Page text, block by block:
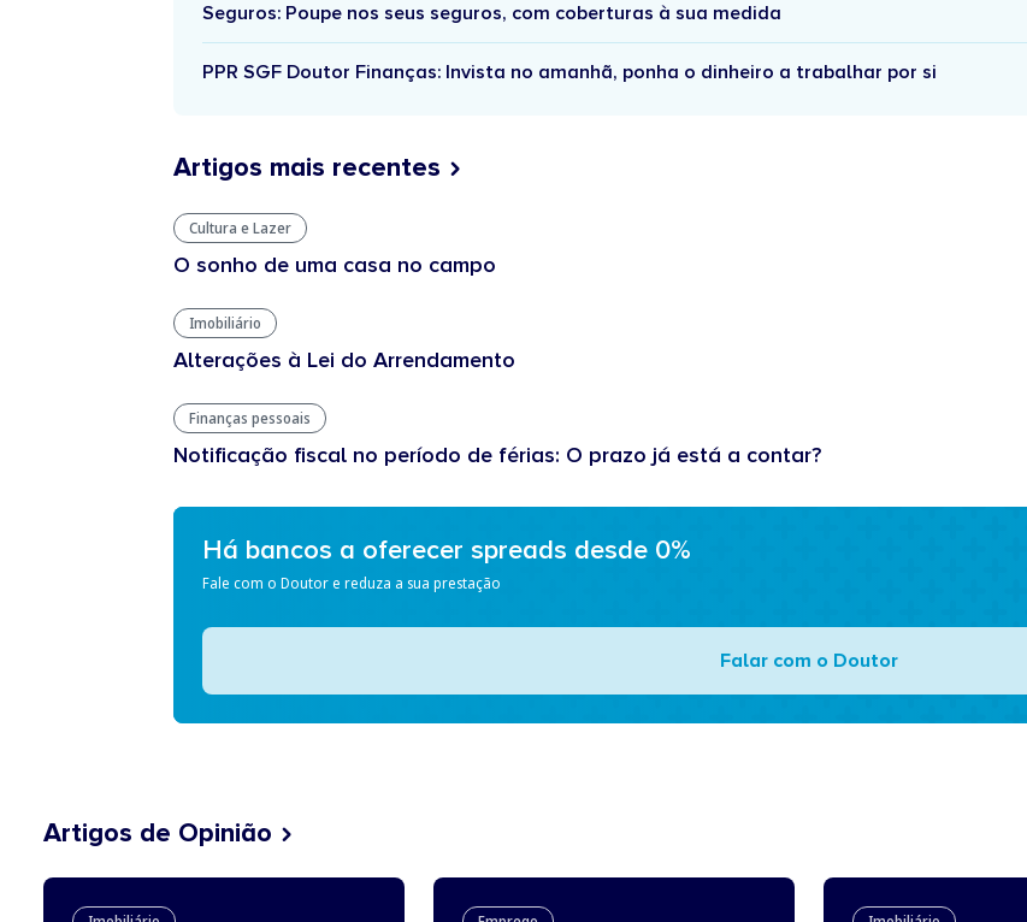
Seguros: Poupe nos seus seguros, com coberturas à sua medida
PPR SGF Doutor Finanças: Invista no amanhã, ponha o dinheiro a trabalhar por si
Artigos mais recentes
Cultura e Lazer
O sonho de uma casa no campo
Imobiliário
Alterações à Lei do Arrendamento
Finanças pessoais
Notificação fiscal no período de férias: O prazo já está a contar?
Há bancos a oferecer spreads desde 0%
Fale com o Doutor e reduza a sua prestação
Falar com o Doutor
Artigos de Opinião